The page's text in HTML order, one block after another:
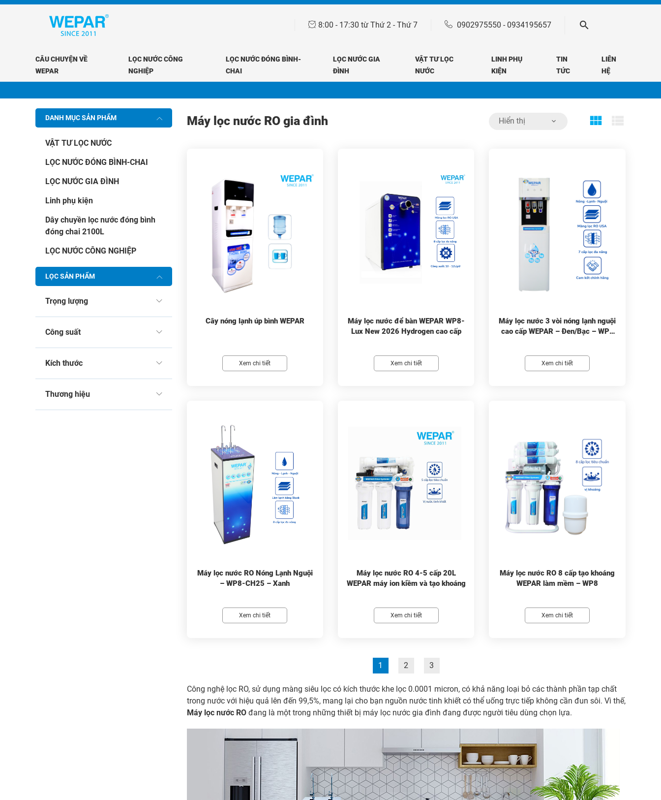
8:00 - 17:30 từ Thứ 2 - Thứ 7 0902975550 - 0934195657
CÂU CHUYỆN VỀ
WEPAR
LỌC NƯỚC CÔNG
NGHIỆP
LỌC NƯỚC ĐÓNG BÌNH-
CHAI
LỌC NƯỚC GIA
ĐÌNH
VẬT TƯ LỌC
NƯỚC
LINH PHỤ
KIỆN
TIN
TỨC
LIÊN
HỆ
Máy lọc nước RO gia đình
DANH MỤC SẢN PHẨM
VẬT TƯ LỌC NƯỚC
LỌC NƯỚC ĐÓNG BÌNH-CHAI
LỌC NƯỚC GIA ĐÌNH
Linh phụ kiện
Dây chuyền lọc nước đóng bình
đóng chai 2100L
LỌC NƯỚC CÔNG NGHIỆP
LỌC SẢN PHẨM
Trọng lượng
Công suất
Kích thước
Thương hiệu
Máy lọc nước RO gia đình Hiển thị
Cây nóng lạnh úp bình WEPAR
Xem chi tiết
Máy lọc nước để bàn WEPAR WP8-
Lux New 2026 Hydrogen cao cấp
Xem chi tiết
Máy lọc nước 3 vòi nóng lạnh nguội
cao cấp WEPAR – Đen/Bạc – WP-
Xem chi tiết
Máy lọc nước RO Nóng Lạnh Nguội
– WP8-CH25 – Xanh
Xem chi tiết
Máy lọc nước RO 4-5 cấp 20L
WEPAR máy ion kiềm và tạo khoáng
Xem chi tiết
Máy lọc nước RO 8 cấp tạo khoáng
WEPAR làm mềm – WP8
Xem chi tiết
1 2 3
Công nghệ lọc RO, sử dụng màng siêu lọc có kích thước khe lọc 0.0001 micron, có khả năng loại bỏ các thành phần tạp chất
trong nước với hiệu quả lên đến 99,5%, mang lại cho bạn nguồn nước tinh khiết có thể uống trực tiếp không cần đun sôi. Vì thế,
Máy lọc nước ROđang là một trong những thiết bị máy lọc nước gia đình đang được người tiêu dùng chọn lựa.